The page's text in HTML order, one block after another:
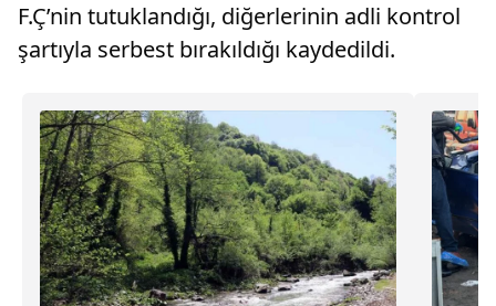
F.Ç’nin tutuklandığı, diğerlerinin adli kontrol
şartıyla serbest bırakıldığı kaydedildi.